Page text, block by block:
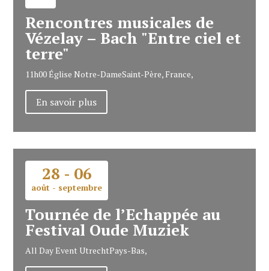
Rencontres musicales de
Vézelay – Bach "Entre ciel et
terre"
11h00Église Notre-DameSaint-Père, France,
En savoir plus
28 - 06
août - septembre
Tournée de l’Echappée au
Festival Oude Muziek
All Day EventUtrechtPays-Bas,